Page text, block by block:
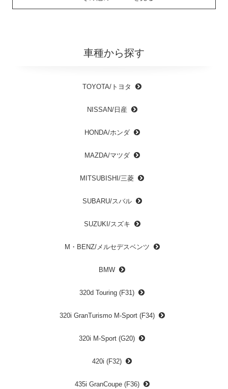
車種から探す
TOYOTA/トヨタ
NISSAN/日産
HONDA/ホンダ
MAZDA/マツダ
MITSUBISHI/三菱
SUBARU/スバル
SUZUKI/スズキ
M・BENZ/メルセデスベンツ
BMW
320d Touring (F31)
320i GranTurismo M-Sport (F34)
320i M-Sport (G20)
420i (F32)
435i GranCoupe (F36)